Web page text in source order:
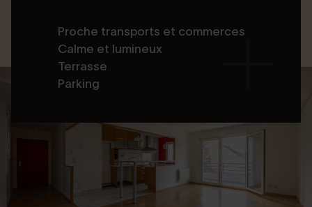
Proche transports et commerces
Calme et lumineux
Terrasse
Parking